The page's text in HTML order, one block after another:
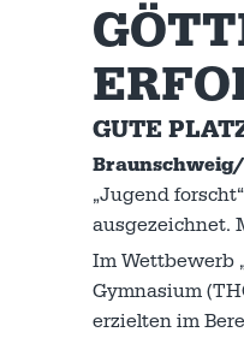
GUTE
„Jugend
ausgezeichnet.
Im Wettbewerb
Gymnasium
erzielten im